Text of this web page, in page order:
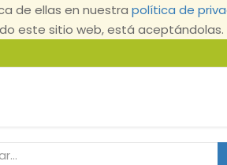
de ellas en nuestra política de
este sitio web, está aceptándolas.